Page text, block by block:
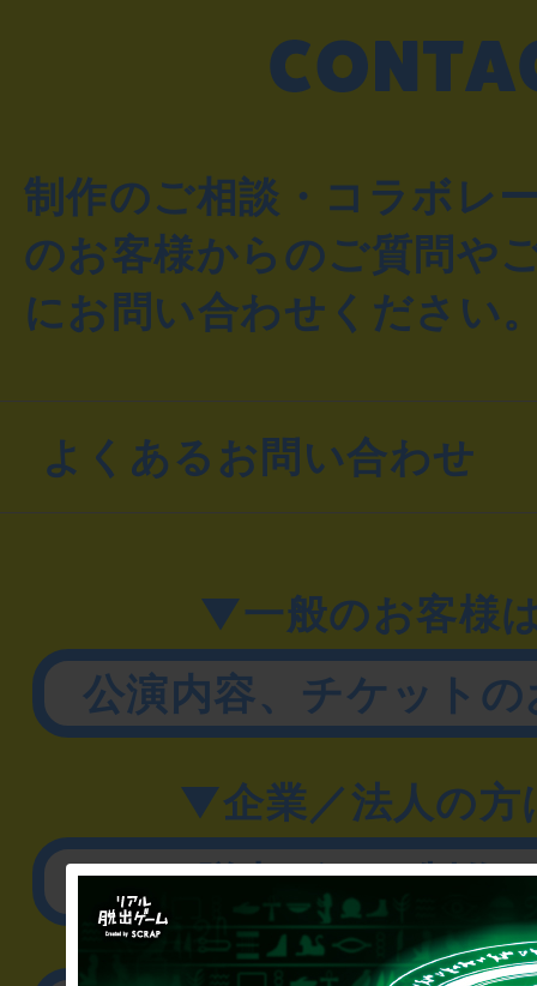
制作のご相談・コラボレ
のお客様からのご質問や
にお問い合わせください
よくあるお問い合わせ
▼一般のお客様
公演内容、チケット
▼企業／法人の方
リアル脱出ゲーム制作